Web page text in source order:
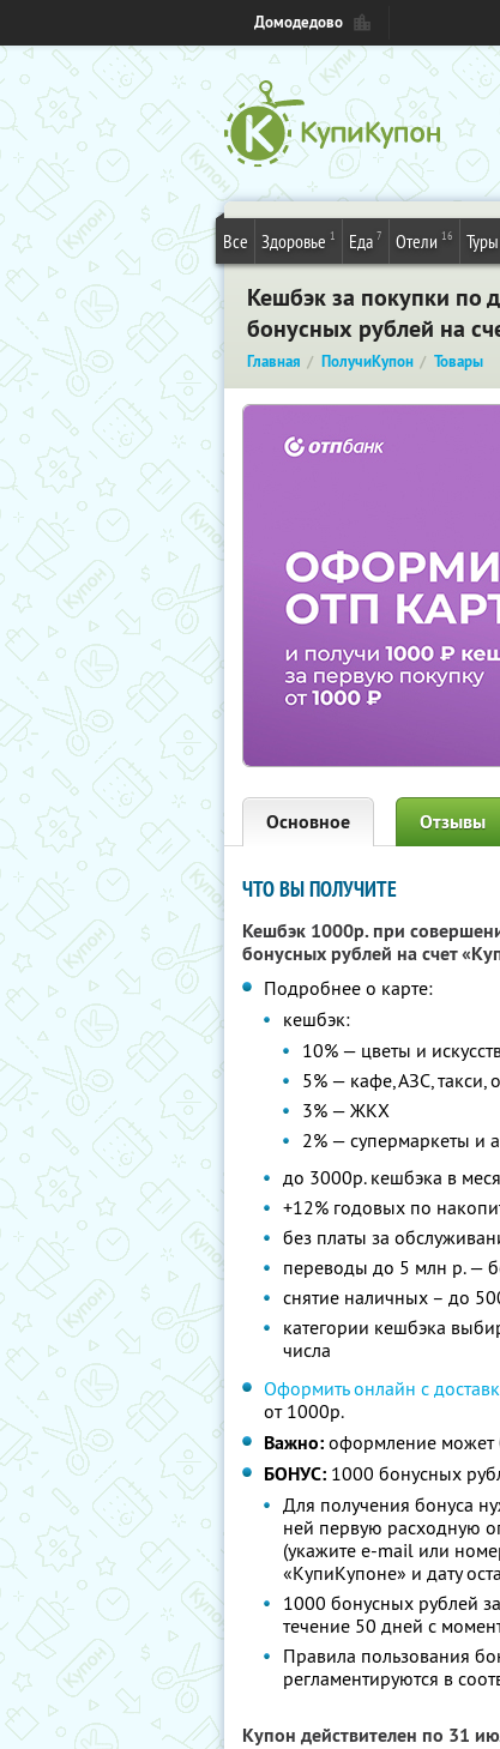
Домодедово
Все Здоровье 1 Еда 7 Отели 16 Туры
Кешбэк за покупки по
бонусных рублей на
Главная ПолучиКупон Товары
Основное Отзывы
ЧТО ВЫ ПОЛУЧИТЕ
Кешбэк 1000р. при
бонусных рублей на счет
Подробнее о карте:
кешбэк:
10% — цветы и
5% — кафе, АЗС, такси,
3% — ЖКХ
2% — супермаркеты и
до 3000р. кешбэка в
+12% годовых по
без платы за
переводы до 5 млн р. —
снятие наличных – до
категории кешбэка
числа
Оформить онлайн с
от 1000р.
Важно: оформление может
БОНУС: 1000 бонусных
Для получения бонуса
ней первую расходную
(укажите e-mail или
«КупиКупоне» и дату
1000 бонусных рублей
течение 50 дней с
Правила пользования
регламентируются в
Купон действителен по 31